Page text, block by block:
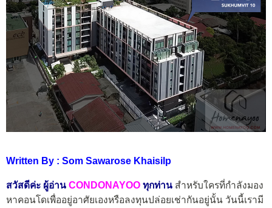
Written By : Som Sawarose Khaisilp
สวัสดีค่ะ ผู้อ่าน CONDONAYOO ทุกท่าน สำหรับใครที่กำลังมอง
หาคอนโดเพื่ออยู่อาศัยเองหรือลงทุนปล่อยเช่ากันอยู่นั้น วันนี้เรามี